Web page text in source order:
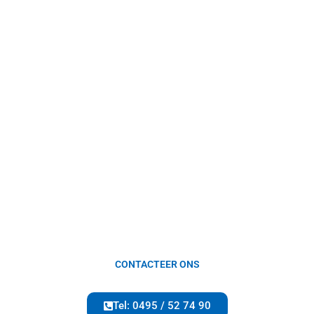
CONTACTEER ONS
Tel: 0495 / 52 74 90